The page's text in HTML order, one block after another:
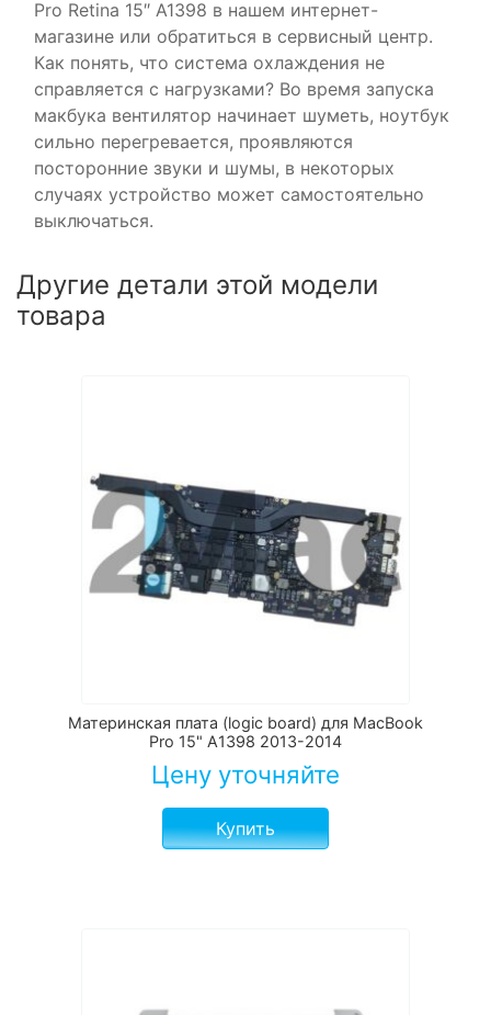
Pro Retina 15″ А1398 в нашем интернет-
магазине или обратиться в сервисный центр.
Как понять, что система охлаждения не
справляется с нагрузками? Во время запуска
макбука вентилятор начинает шуметь, ноутбук
сильно перегревается, проявляются
посторонние звуки и шумы, в некоторых
случаях устройство может самостоятельно
выключаться.
Другие детали этой модели
товара
Материнская плата (logic board) для MacBook
Pro 15" A1398 2013-2014
Цену уточняйте
Купить